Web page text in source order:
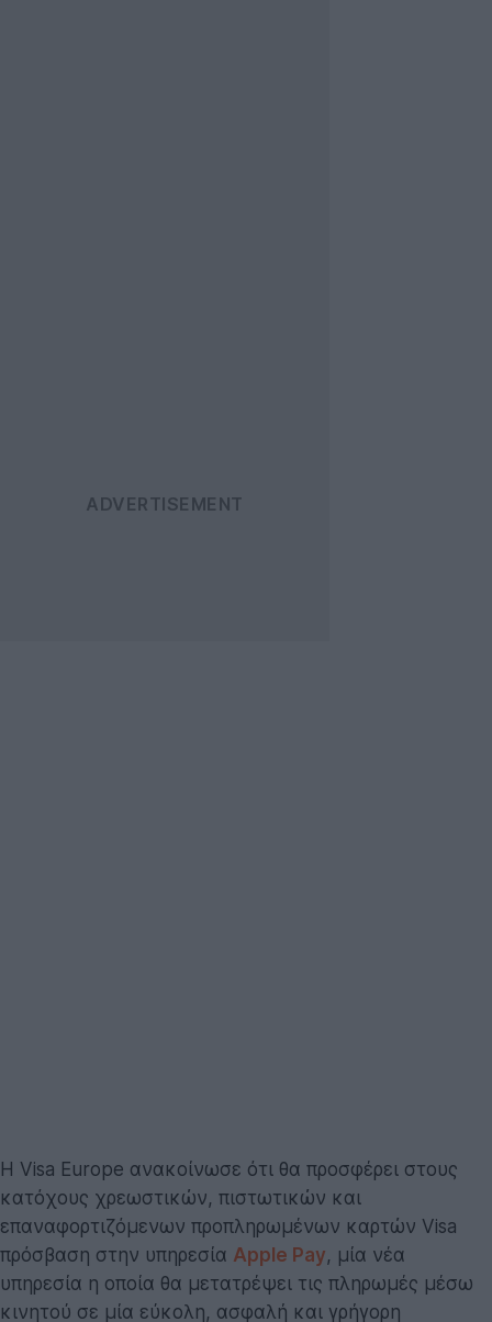
H Visa Europe ανακοίνωσε ότι θα προσφέρει στους
κατόχους χρεωστικών, πιστωτικών και
επαναφορτιζόμενων προπληρωμένων καρτών Visa
πρόσβαση στην υπηρεσία Apple Pay, μία νέα
υπηρεσία η οποία θα μετατρέψει τις πληρωμές μέσω
κινητού σε μία εύκολη, ασφαλή και γρήγορη